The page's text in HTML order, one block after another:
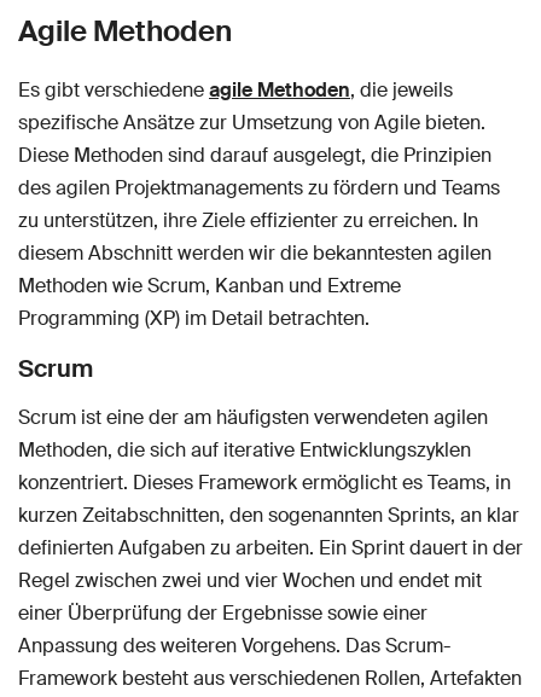
Agile Methoden
Es gibt verschiedeneagile Methoden, die jeweils
spezifische Ansätze zur Umsetzung von Agile bieten.
Diese Methoden sind darauf ausgelegt, die Prinzipien
des agilen Projektmanagements zu fördern und Teams
zu unterstützen, ihre Ziele effizienter zu erreichen. In
diesem Abschnitt werden wir die bekanntesten agilen
Methoden wie Scrum, Kanban und Extreme
Programming (XP) im Detail betrachten.
Scrum
Scrum ist eine der am häufigsten verwendeten agilen
Methoden, die sich auf iterative Entwicklungszyklen
konzentriert. Dieses Framework ermöglicht es Teams, in
kurzen Zeitabschnitten, den sogenannten Sprints, an klar
definierten Aufgaben zu arbeiten. Ein Sprint dauert in der
Regel zwischen zwei und vier Wochen und endet mit
einer Überprüfung der Ergebnisse sowie einer
Anpassung des weiteren Vorgehens. Das Scrum-
Framework besteht aus verschiedenen Rollen, Artefakten